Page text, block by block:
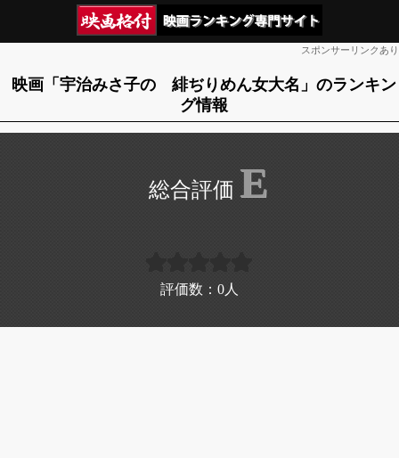
スポンサーリンクあり
映画「宇治みさ子の 緋ぢりめん女大名」のランキン
グ情報
E
評価数： 0 人